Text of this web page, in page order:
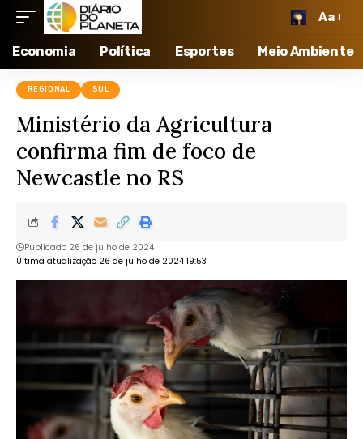
Aa
Economia Política Esportes Meio Ambiente
REGIONAL SUL
Ministério da Agricultura
confirma fim de foco de
Newcastle no RS
Última atualização 26 de julho de 2024 19:53
Publicado 26 de julho de 2024